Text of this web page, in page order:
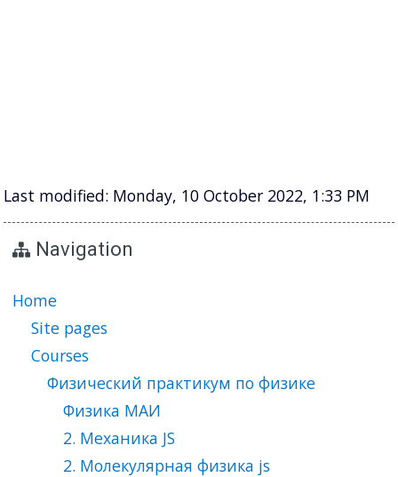
Last modified: Monday, 10 October 2022, 1:33 PM
Navigation
Home
Site pages
Courses
Физический практикум по физике
Физика МАИ
2. Механика JS
2. Молекулярная физика js